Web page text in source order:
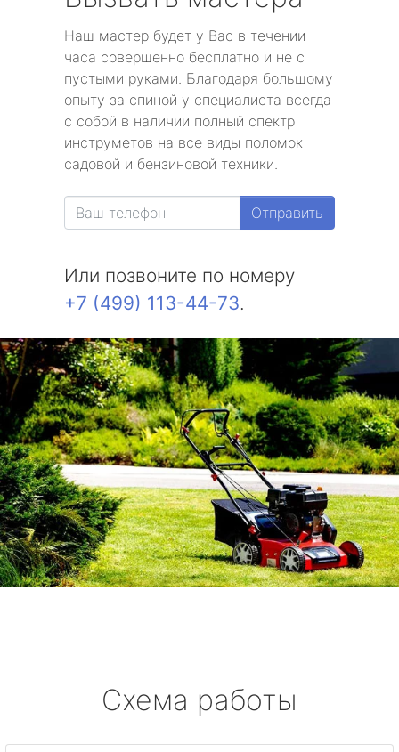
Наш мастер будет у Вас в течении
часа совершенно бесплатно и не с
пустыми руками. Благодаря большому
опыту за спиной у специалиста всегда
с собой в наличии полный спектр
инструметов на все виды поломок
садовой и бензиновой техники.
Отправить
Или позвоните по номеру
+7 (499) 113-44-73.
Схема работы